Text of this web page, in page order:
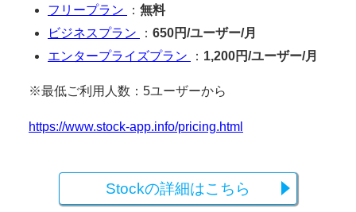
フリープラン ： 無料
ビジネスプラン
： 650円/ユーザー/月
エンタープライズプラン
： 1,200円/ユーザー/月
※最低ご利用人数：5ユーザーから
https://www.stock-app.info/pricing.html
Stockの詳細はこちら